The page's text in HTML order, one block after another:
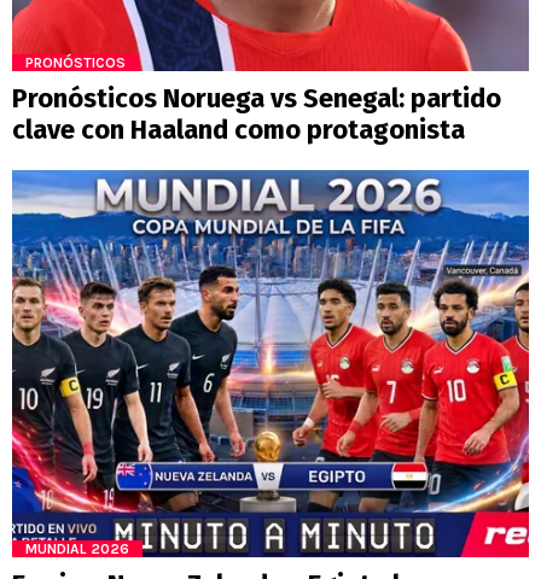
PRONÓSTICOS
Pronósticos Noruega vs Senegal: partido
clave con Haaland como protagonista
MUNDIAL 2026